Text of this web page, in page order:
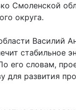
Смоленской
округа.
Василий
стабильное
его словам,
для развития